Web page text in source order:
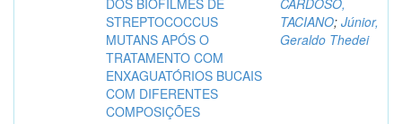
DOS BIOFILMES DE
STREPTOCOCCUS
MUTANS APÓS O
TRATAMENTO COM
ENXAGUATÓRIOS BUCAIS
COM DIFERENTES
COMPOSIÇÕES
CARDOSO,
TACIANO; Júnior,
Geraldo Thedei